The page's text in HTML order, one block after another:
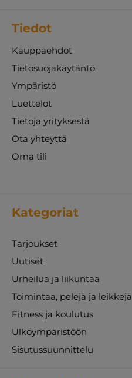
Tiedot
Kauppaehdot
Tietosuojakäytäntö
Ympäristö
Luettelot
Tietoja yrityksestä
Ota yhteyttä
Oma tili
Kategoriat
Tarjoukset
Uutiset
Urheilua ja liikuntaa
Toimintaa, pelejä ja leikkejä
Fitness ja koulutus
Ulkoympäristöön
Sisutussuunnittelu